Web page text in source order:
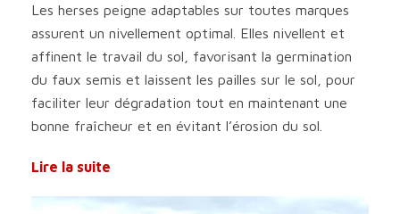
Les herses peigne adaptables sur toutes marques
assurent un nivellement optimal. Elles nivellent et
affinent le travail du sol, favorisant la germination
du faux semis et laissent les pailles sur le sol, pour
faciliter leur dégradation tout en maintenant une
bonne fraîcheur et en évitant l’érosion du sol.
Lire la suite